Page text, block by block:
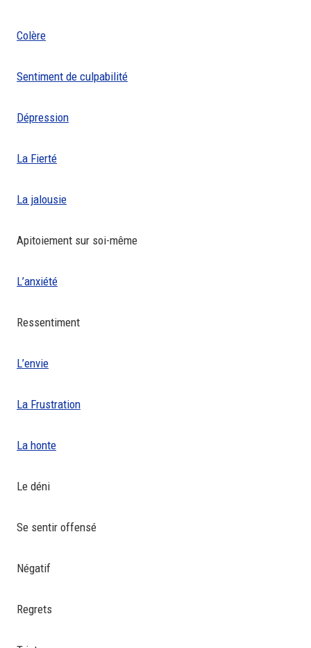
Colère
Sentiment de culpabilité
Dépression
La Fierté
La jalousie
Apitoiement sur soi-même
L’anxiété
Ressentiment
L’envie
La Frustration
La honte
Le déni
Se sentir offensé
Négatif
Regrets